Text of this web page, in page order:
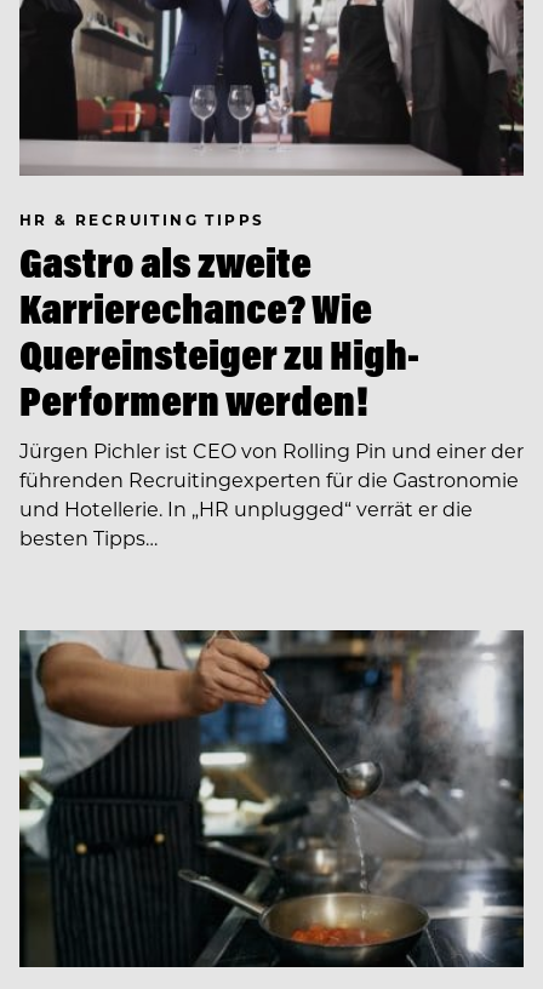
HR & RECRUITING TIPPS
Gastro als zweite
Karrierechance? Wie
Quereinsteiger zu High-
Performern werden!
Jürgen Pichler ist CEO von Rolling Pin und einer der
führenden Recruiting­experten für die Gastronomie
und Hotellerie. In ­­„HR unplugged“ verrät er die
besten Tipps…